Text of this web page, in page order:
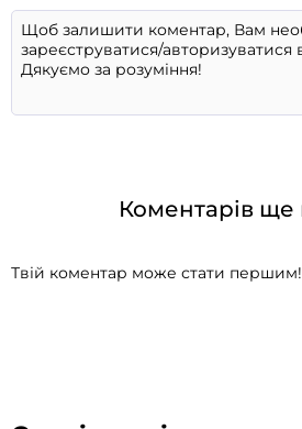
Коментарів ще
Твій коментар може стати першим!